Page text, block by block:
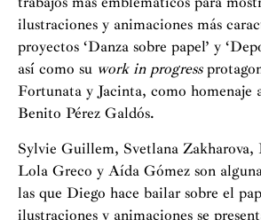
ilustraciones y animaciones más
proyectos ‘Danza sobre papel’ y
así́ como su work in progress
Fortunata y Jacinta, como homenaje
Benito Pérez Galdós.
Sylvie Guillem, Svetlana Zakharova,
Lola Greco y Aída Gómez son
las que Diego hace bailar sobre el
ilustraciones y animaciones se